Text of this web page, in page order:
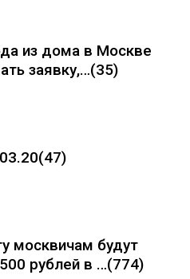
из дома в Москве
заявку,…(35)
(47)
москвичам будут
рублей в …(774)